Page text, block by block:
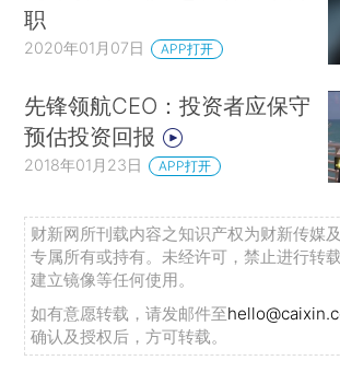
职
2020年01月07日 APP打开
先锋领航CEO：投资者应保守
预估投资回报
2018年01月23日 APP打开
财新网所刊载内容之知识产权为财新传媒
专属所有或持有。未经许可，禁止进行转
建立镜像等任何使用。
如有意愿转载，请发邮件至
确认及授权后，方可转载。